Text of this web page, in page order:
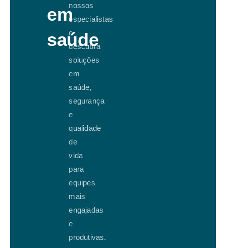
em
saúde
nossos
especialistas
e
descubra
soluções
em
saúde,
segurança
e
qualidade
de
vida
para
equipes
mais
engajadas
e
produtivas.